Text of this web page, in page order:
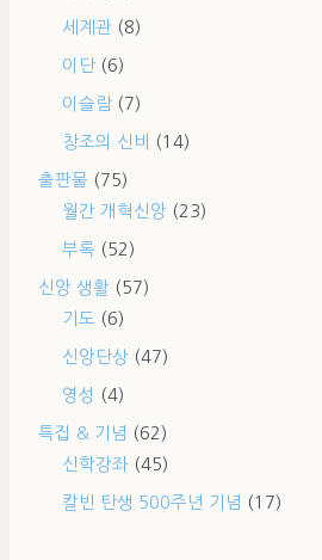
세계관 (8)
이단 (6)
이슬람 (7)
창조의 신비 (14)
출판물 (75)
월간 개혁신앙 (23)
부록 (52)
신앙 생활 (57)
기도 (6)
신앙단상 (47)
영성 (4)
특집 & 기념 (62)
신학강좌 (45)
칼빈 탄생 500주년 기념 (17)